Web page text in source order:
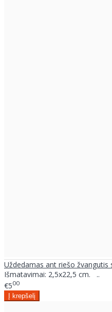
Uždedamas ant riešo žvangutis
Išmatavimai: 2,5x22,5 cm. ..
€500